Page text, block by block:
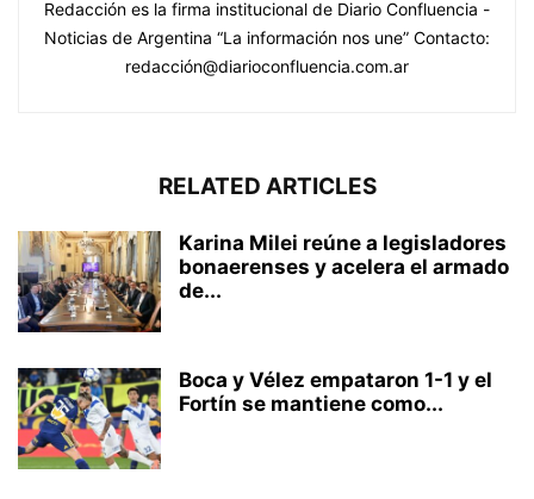
Redacción es la firma institucional de Diario Confluencia -
Noticias de Argentina “La información nos une” Contacto:
redacción@diarioconfluencia.com.ar
RELATED ARTICLES
Karina Milei reúne a legisladores
bonaerenses y acelera el armado
de...
Boca y Vélez empataron 1-1 y el
Fortín se mantiene como...